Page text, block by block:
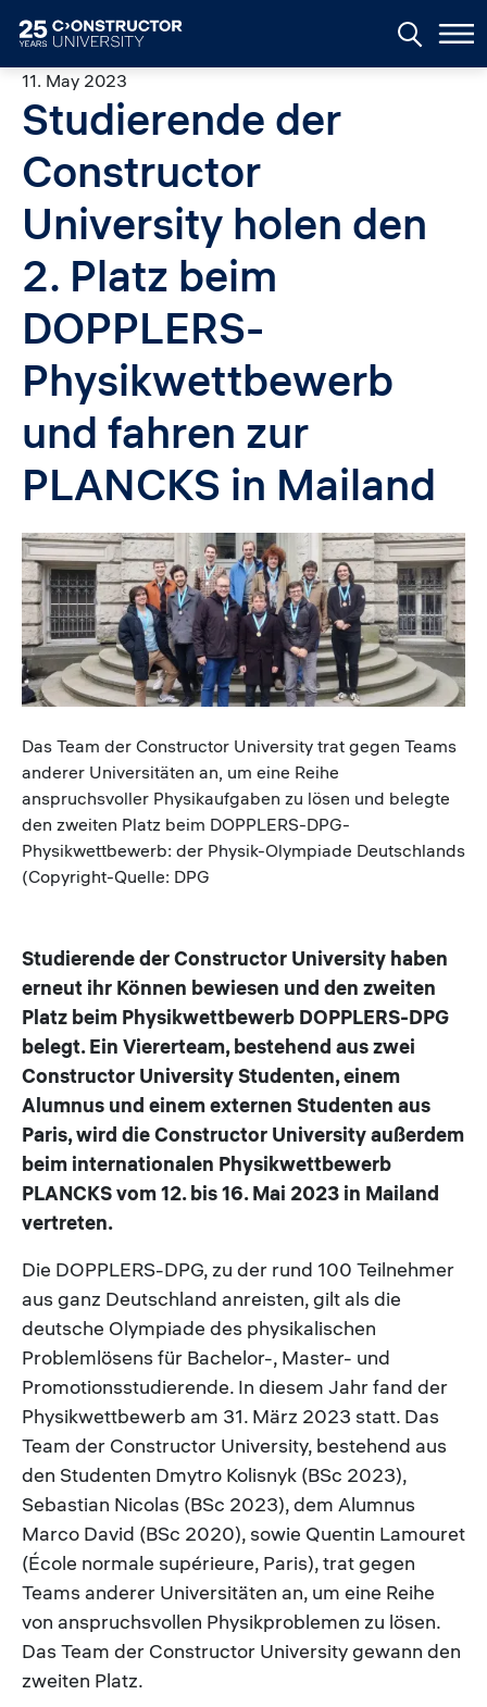
11. May 2023
Studierende der
Constructor
University holen den
2. Platz beim
DOPPLERS-
Physikwettbewerb
und fahren zur
PLANCKS in Mailand
Image
Caption
Das Team der Constructor University trat gegen Teams
anderer Universitäten an, um eine Reihe
anspruchsvoller Physikaufgaben zu lösen und belegte
den zweiten Platz beim DOPPLERS-DPG-
Physikwettbewerb: der Physik-Olympiade Deutschlands
(Copyright-Quelle: DPG
Studierende der Constructor University haben
erneut ihr Können bewiesen und den zweiten
Platz beim Physikwettbewerb DOPPLERS-DPG
belegt. Ein Viererteam, bestehend aus zwei
Constructor University Studenten, einem
Alumnus und einem externen Studenten aus
Paris, wird die Constructor University außerdem
beim internationalen Physikwettbewerb
PLANCKS vom 12. bis 16. Mai 2023 in Mailand
vertreten.
Die DOPPLERS-DPG, zu der rund 100 Teilnehmer
aus ganz Deutschland anreisten, gilt als die
deutsche Olympiade des physikalischen
Problemlösens für Bachelor-, Master- und
Promotionsstudierende. In diesem Jahr fand der
Physikwettbewerb am 31. März 2023 statt. Das
Team der Constructor University, bestehend aus
den Studenten Dmytro Kolisnyk (BSc 2023),
Sebastian Nicolas (BSc 2023), dem Alumnus
Marco David (BSc 2020), sowie Quentin Lamouret
(École normale supérieure, Paris), trat gegen
Teams anderer Universitäten an, um eine Reihe
von anspruchsvollen Physikproblemen zu lösen.
Das Team der Constructor University gewann den
zweiten Platz.